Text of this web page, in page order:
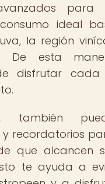
para
ideal
la región
De esta
disfrutar
también
y recordatorios
que alcancen
te ayuda a